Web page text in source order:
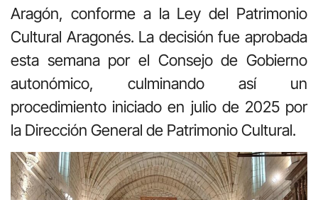
Aragón, conforme a la Ley del Patrimonio
Cultural Aragonés. La decisión fue aprobada
esta semana por el Consejo de Gobierno
autonómico, culminando así un
procedimiento iniciado en julio de 2025 por
la Dirección General de Patrimonio Cultural.